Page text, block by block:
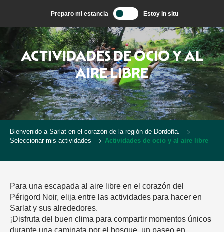
contenu
principal
Preparo mi estancia Estoy in situ
ACTIVIDADES DE OCIO Y AL
AIRE LIBRE
Bienvenido a Sarlat en el corazón de la región de Dordoña.
Seleccionar mis actividades
Actividades de ocio y al aire libre
Para una escapada al aire libre en el corazón del
Périgord Noir, elija entre las actividades para hacer en
Sarlat y sus alrededores.
¡Disfruta del buen clima para compartir momentos únicos
durante una caminata por el bosque, un paseo en